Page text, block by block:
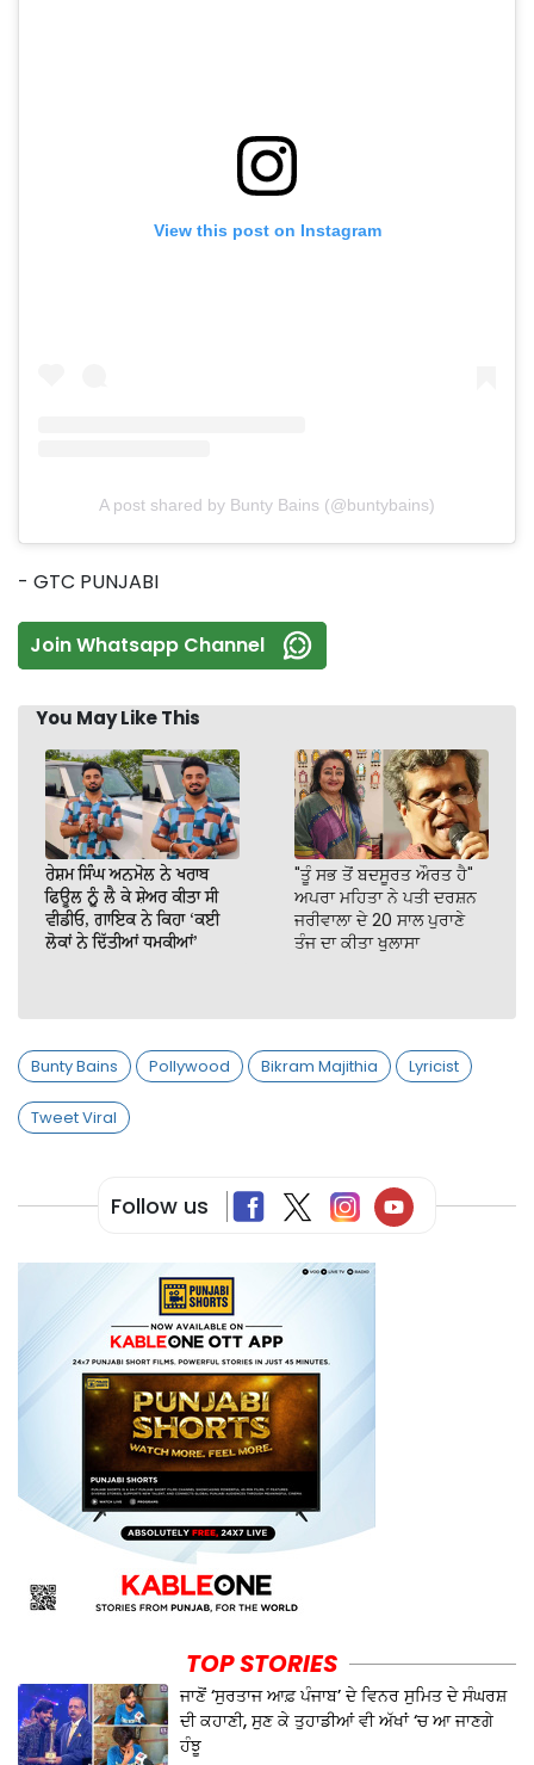
View this post on Instagram
A post shared by Bunty Bains (@buntybains)
- GTC PUNJABI
Join Whatsapp Channel
You May Like This
ਰੇਸ਼ਮ ਸਿੰਘ ਅਨਮੋਲ ਨੇ ਖਰਾਬ
ਫਿਊਲ ਨੂੰ ਲੈ ਕੇ ਸ਼ੇਅਰ ਕੀਤਾ ਸੀ
ਵੀਡੀਓ, ਗਾਇਕ ਨੇ ਕਿਹਾ ‘ਕਈ
ਲੋਕਾਂ ਨੇ ਦਿੱਤੀਆਂ ਧਮਕੀਆਂ’
"ਤੂੰ ਸਭ ਤੋਂ ਬਦਸੂਰਤ ਔਰਤ ਹੈ"
ਅਪਰਾ ਮਹਿਤਾ ਨੇ ਪਤੀ ਦਰਸ਼ਨ
ਜਰੀਵਾਲਾ ਦੇ 20 ਸਾਲ ਪੁਰਾਣੇ
ਤੰਜ ਦਾ ਕੀਤਾ ਖੁਲਾਸਾ
Bunty Bains Pollywood Bikram Majithia Lyricist
Tweet Viral
Follow us
TOP STORIES
ਜਾਣੋਂ ‘ਸੁਰਤਾਜ ਆਫ਼ ਪੰਜਾਬ’ ਦੇ ਵਿਨਰ ਸੁਮਿਤ ਦੇ ਸੰਘਰਸ਼
ਦੀ ਕਹਾਣੀ, ਸੁਣ ਕੇ ਤੁਹਾਡੀਆਂ ਵੀ ਅੱਖਾਂ ‘ਚ ਆ ਜਾਣਗੇ
ਹੰਝੂ